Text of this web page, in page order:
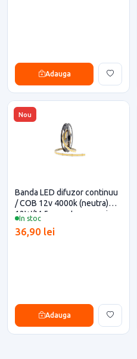
Adauga
Nou
In stoc
Banda LED difuzor continuu
/ COB 12v 4000k (neutra)
12W/M 5m pentru casa si
36,90 lei
Adauga